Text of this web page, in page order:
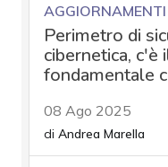
AGGIORNAMENTI
Perimetro di
cibernetica, c'è
fondamentale
08 Ago 2025
di Andrea Marella